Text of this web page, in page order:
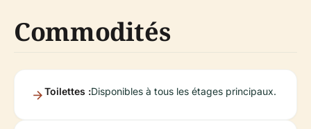
Commodités
Toilettes :Disponibles à tous les étages principaux.